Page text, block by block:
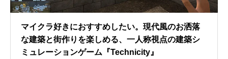
マイクラ好きにおすすめしたい。現代風のお洒落
な建築と街作りを楽しめる、一人称視点の建築シ
ミュレーションゲーム『Technicity』